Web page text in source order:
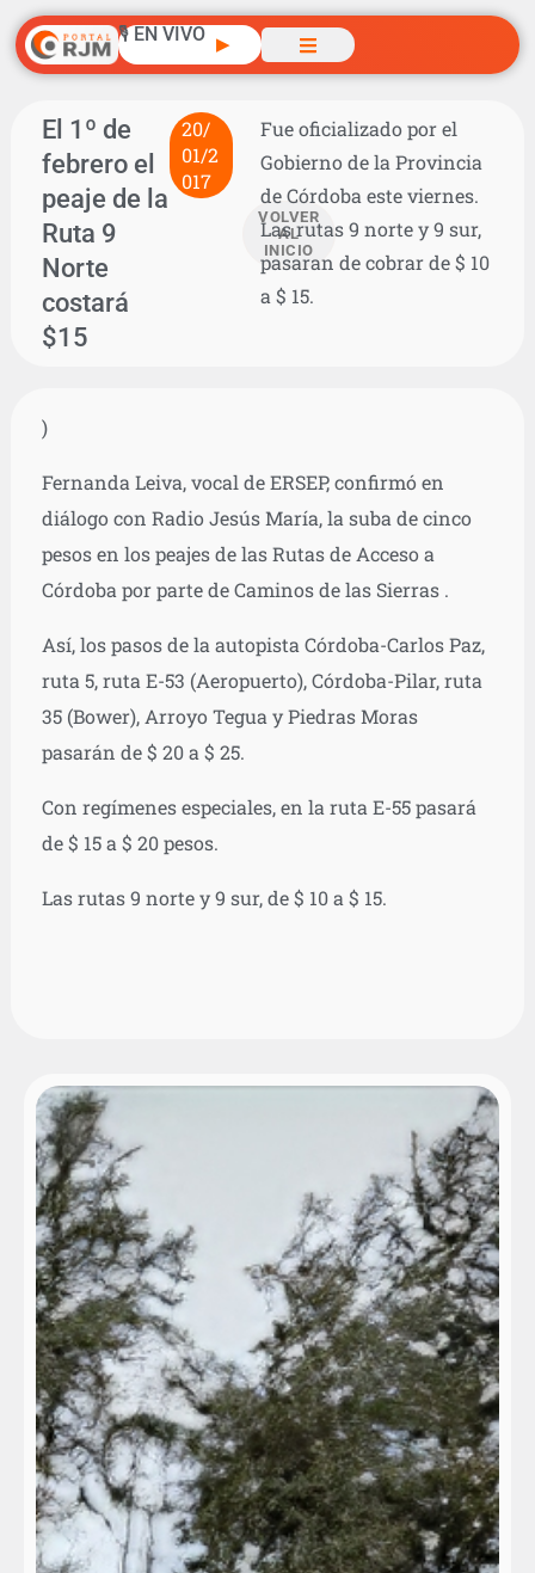
🎙️ EN VIVO ▶
El 1º de
febrero el
peaje de la
Ruta 9
Norte
costará
$15
20/
01/2
017
VOLVER
AL
INICIO
Fue oficializado por el
Gobierno de la Provincia
de Córdoba este viernes.
Las rutas 9 norte y 9 sur,
pasaran de cobrar de $ 10
a $ 15.
)
Fernanda Leiva, vocal de ERSEP, confirmó en
diálogo con Radio Jesús María, la suba de cinco
pesos en los peajes de las Rutas de Acceso a
Córdoba por parte de Caminos de las Sierras .
Así, los pasos de la autopista Córdoba-Carlos Paz,
ruta 5, ruta E-53 (Ae­ropuerto), Córdoba-Pilar, ruta
35 (Bower), Arroyo Tegua y Piedras Moras
pasarán de $ 20 a $ 25.
Con regímenes especiales, en la ruta E-55 pasará
de $ 15 a $ 20 pesos.
Las rutas 9 norte y 9 sur, de $ 10 a $ 15.